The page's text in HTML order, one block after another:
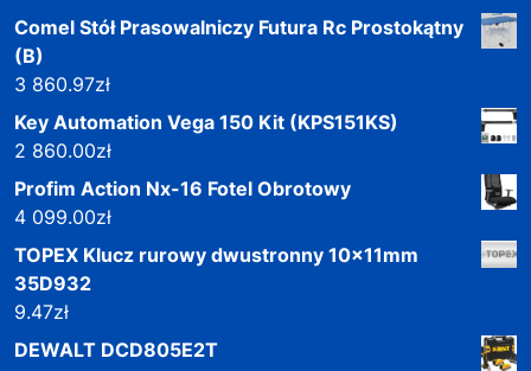
Comel Stół Prasowalniczy Futura Rc Prostokątny
(B)
3 860.97zł
Key Automation Vega 150 Kit (KPS151KS)
2 860.00zł
Profim Action Nx-16 Fotel Obrotowy
4 099.00zł
TOPEX Klucz rurowy dwustronny 10x11mm
35D932
9.47zł
DEWALT DCD805E2T